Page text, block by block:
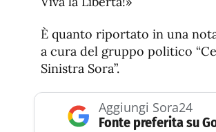
È quanto riportato in una
a cura del gruppo politico
Sinistra Sora”.
Aggiungi Sora24
Fonte preferita su